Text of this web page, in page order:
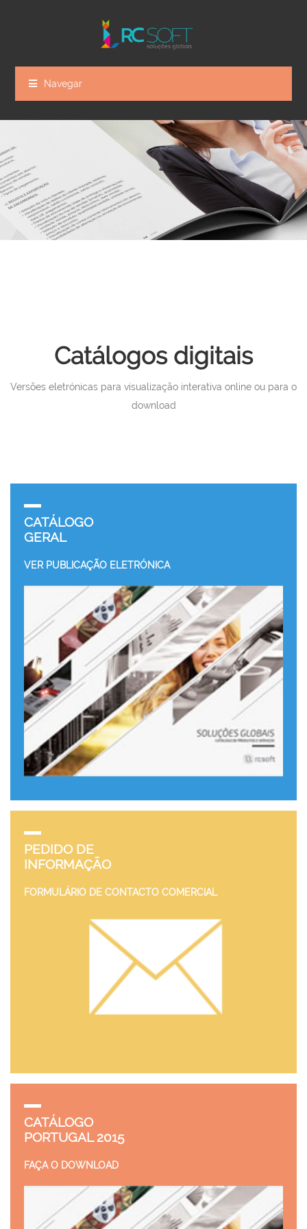
Navegar
Catálogos digitais
Versões eletrónicas para visualização interativa online ou para o
download
CATÁLOGO
GERAL
VER PUBLICAÇÃO ELETRÓNICA
PEDIDO DE
INFORMAÇÃO
FORMULÁRIO DE CONTACTO COMERCIAL
CATÁLOGO
PORTUGAL 2015
FAÇA O DOWNLOAD